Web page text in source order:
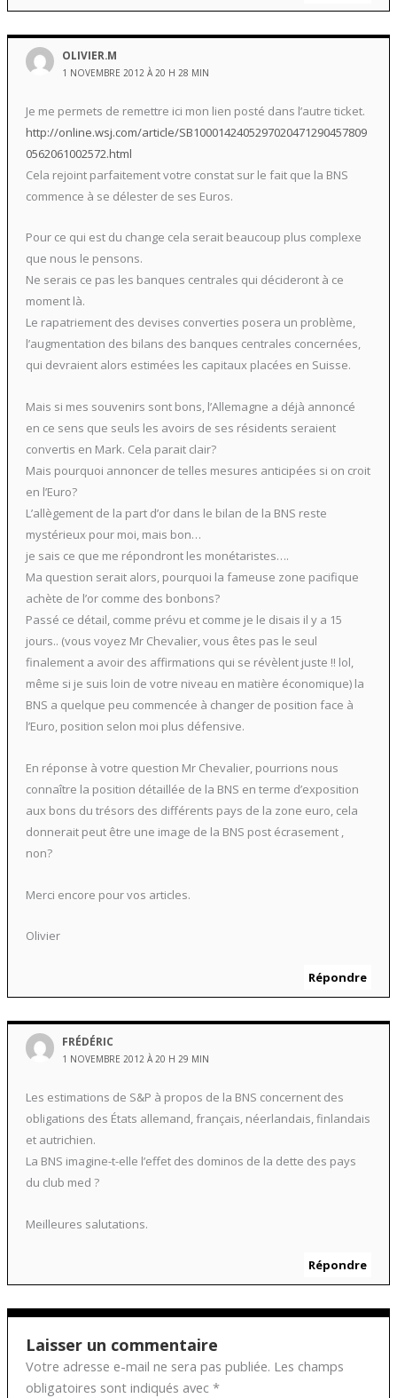
OLIVIER.M
1 NOVEMBRE 2012 À 20 H 28 MIN
Je me permets de remettre ici mon lien posté dans l’autre ticket.
http://online.wsj.com/article/SB1000142405297020471290457809
0562061002572.html
Cela rejoint parfaitement votre constat sur le fait que la BNS
commence à se délester de ses Euros.
Pour ce qui est du change cela serait beaucoup plus complexe
que nous le pensons.
Ne serais ce pas les banques centrales qui décideront à ce
moment là.
Le rapatriement des devises converties posera un problème,
l’augmentation des bilans des banques centrales concernées,
qui devraient alors estimées les capitaux placées en Suisse.
Mais si mes souvenirs sont bons, l’Allemagne a déjà annoncé
en ce sens que seuls les avoirs de ses résidents seraient
convertis en Mark. Cela parait clair?
Mais pourquoi annoncer de telles mesures anticipées si on croit
en l’Euro?
L’allègement de la part d’or dans le bilan de la BNS reste
mystérieux pour moi, mais bon…
je sais ce que me répondront les monétaristes….
Ma question serait alors, pourquoi la fameuse zone pacifique
achète de l’or comme des bonbons?
Passé ce détail, comme prévu et comme je le disais il y a 15
jours.. (vous voyez Mr Chevalier, vous êtes pas le seul
finalement a avoir des affirmations qui se révèlent juste !! lol,
même si je suis loin de votre niveau en matière économique) la
BNS a quelque peu commencée à changer de position face à
l’Euro, position selon moi plus défensive.
En réponse à votre question Mr Chevalier, pourrions nous
connaître la position détaillée de la BNS en terme d’exposition
aux bons du trésors des différents pays de la zone euro, cela
donnerait peut être une image de la BNS post écrasement ,
non?
Merci encore pour vos articles.
Olivier
Répondre
FRÉDÉRIC
1 NOVEMBRE 2012 À 20 H 29 MIN
Les estimations de S&P à propos de la BNS concernent des
obligations des États allemand, français, néerlandais, finlandais
et autrichien.
La BNS imagine-t-elle l’effet des dominos de la dette des pays
du club med ?
Meilleures salutations.
Répondre
Laisser un commentaire
Votre adresse e-mail ne sera pas publiée. Les champs
obligatoires sont indiqués avec *